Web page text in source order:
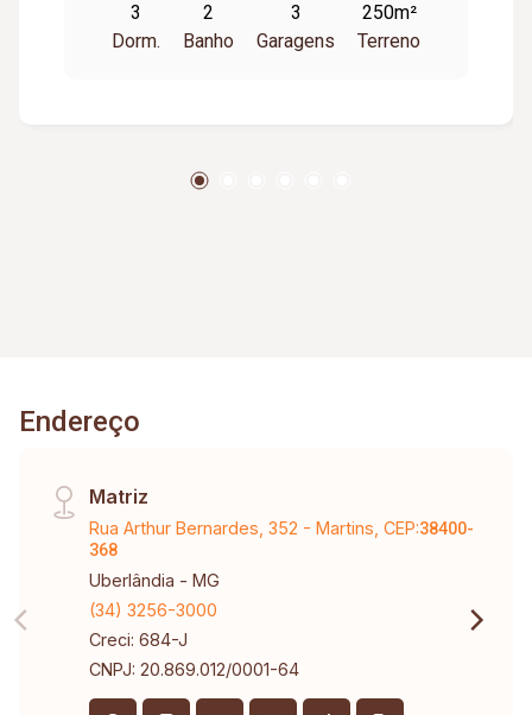
3
Dorm.
2
Banho
3
Garagens
250m²
Terreno
Endereço
Matriz
Rua Arthur Bernardes, 352 - Martins, CEP:38400-
368
Uberlândia - MG
(34) 3256-3000
Creci: 684-J
CNPJ: 20.869.012/0001-64